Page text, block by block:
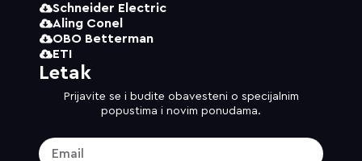
Schneider Electric
Aling Conel
OBO Betterman
ETI
Letak
Prijavite se i budite obavesteni o specijalnim
popustima i novim ponudama.